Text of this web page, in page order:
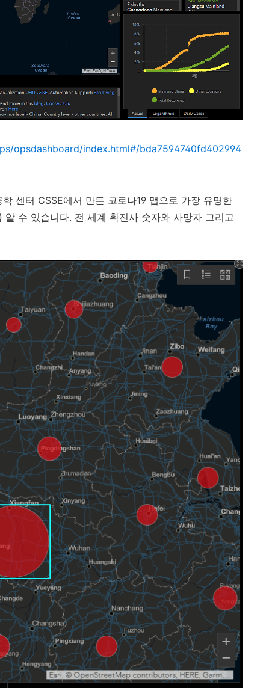
opsdashboard/index.html#/bda7594740fd402994
센터 CSSE에서 만든 코로나19 맵으로 가장 유명한
수 있습니다. 전 세계 확진사 숫자와 사망자 그리고